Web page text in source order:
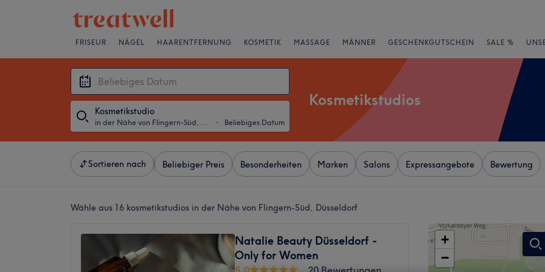
FRISEUR NÄGEL HAARENTFERNUNG KOSMETIK MASSAGE MÄNNER GESCHENKGUTSCHEIN SALE %
Kosmetikstudio
in der Nähe von Flingern-Süd, Düsseldorf ・ Beliebiges Datum
Kosmetikstudios
Sortieren nach Beliebiger Preis Besonderheiten Marken Salons Expressangebote Bewertung
Wähle aus 16 kosmetikstudios in der Nähe von Flingern-Süd, Düsseldorf
Natalie Beauty Düsseldorf -
Only for Women
+
−